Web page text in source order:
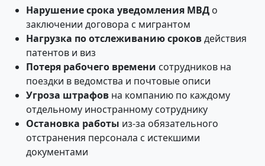
Нарушение срока уведомления МВД о
заключении договора с мигрантом
Нагрузка по отслеживанию сроковдействия
патентов и виз
Потеря рабочего времени сотрудников на
поездки в ведомства и почтовые описи
Угроза штрафов на компанию по каждому
отдельному иностранному сотруднику
Остановка работы из-за обязательного
отстранения персонала с истекшими
документами